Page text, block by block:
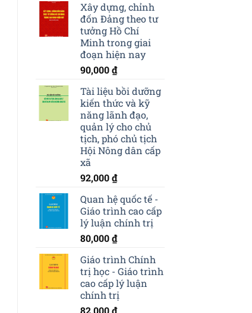
Xây dựng, chỉnh
đốn Đảng theo tư
tưởng Hồ Chí
Minh trong giai
đoạn hiện nay
90,000₫
Tài liệu bồi dưỡng
kiến thức và kỹ
năng lãnh đạo,
quản lý cho chủ
tịch, phó chủ tịch
Hội Nông dân cấp
xã
92,000₫
Quan hệ quốc tế -
Giáo trình cao cấp
lý luận chính trị
80,000₫
Giáo trình Chính
trị học - Giáo trình
cao cấp lý luận
chính trị